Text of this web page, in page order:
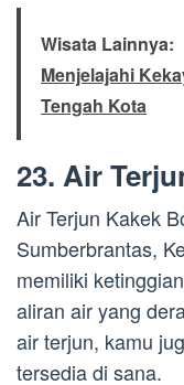
Wisata Lainnya:
Menjelajahi
Tengah Kota
23. Air
Air Terjun Kakek
Sumberbrantas,
memiliki
aliran air yang
air terjun, kamu
tersedia di sana.